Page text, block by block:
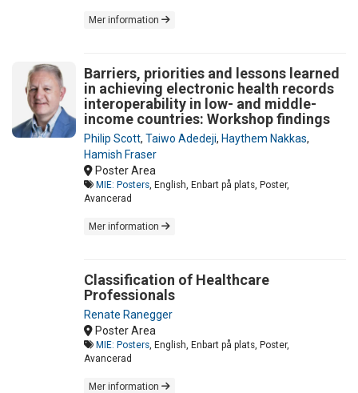
Mer information
Barriers, priorities and lessons learned
in achieving electronic health records
interoperability in low- and middle-
income countries: Workshop findings
Philip Scott, Taiwo Adedeji, Haythem Nakkas,
Hamish Fraser
Poster Area
MIE: Posters , English, Enbart på plats, Poster,
Avancerad
Mer information
Classification of Healthcare
Professionals
Renate Ranegger
Poster Area
MIE: Posters , English, Enbart på plats, Poster,
Avancerad
Mer information